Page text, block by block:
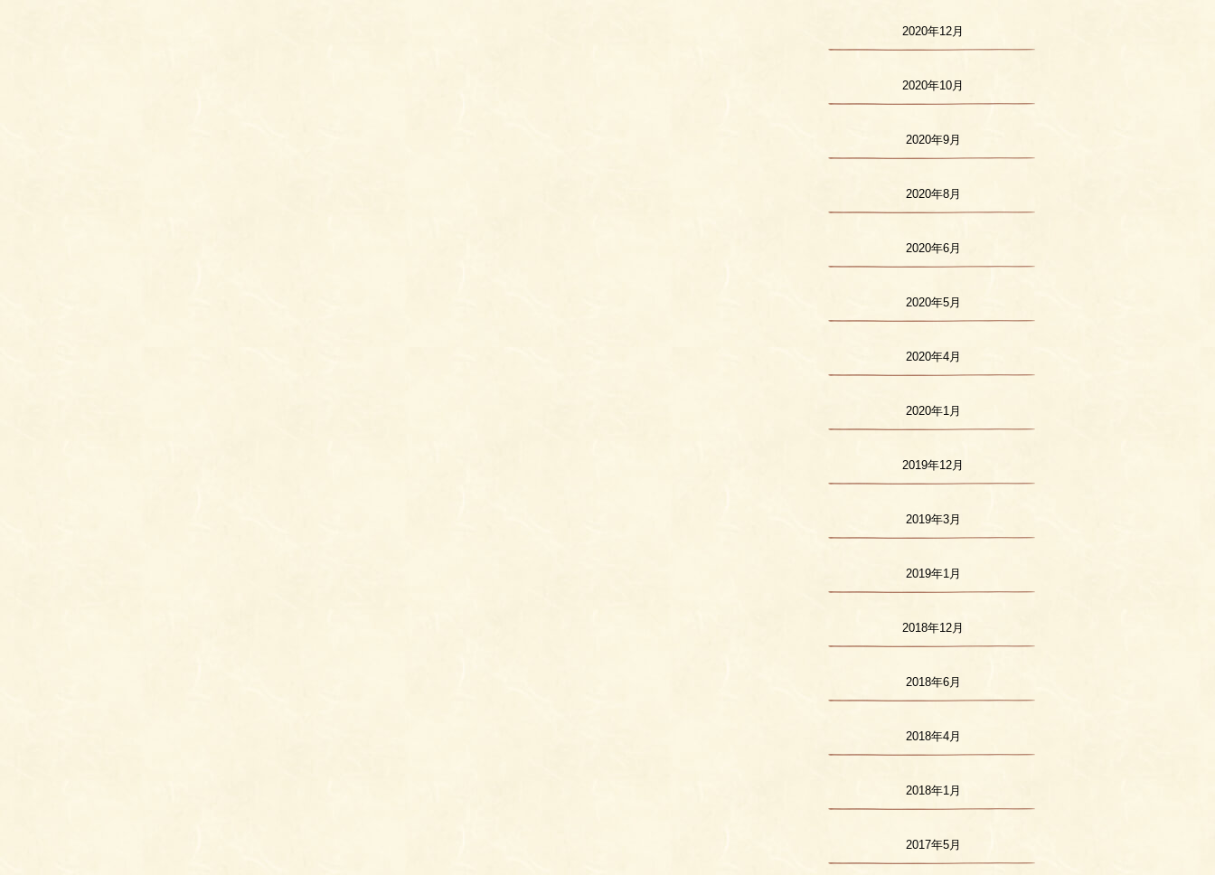
2020年12月
2020年10月
2020年9月
2020年8月
2020年6月
2020年5月
2020年4月
2020年1月
2019年12月
2019年3月
2019年1月
2018年12月
2018年6月
2018年4月
2018年1月
2017年5月